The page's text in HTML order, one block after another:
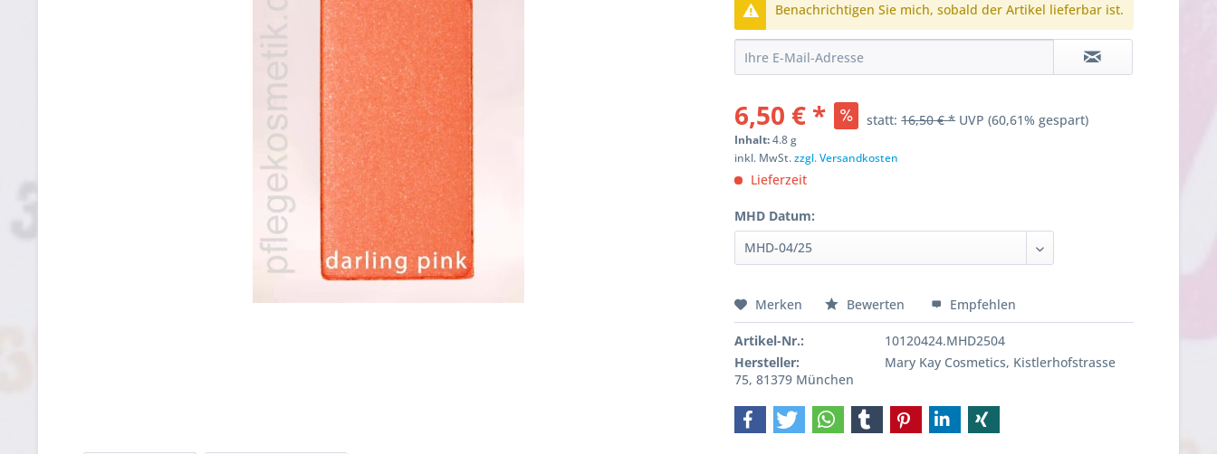
Benachrichtigen Sie mich, sobald der Artikel lieferbar ist.
6,50 € * statt:16,50 € *UVP(60,61% gespart)
Inhalt:4.8 g
inkl. MwSt.zzgl. Versandkosten
Lieferzeit
MHD Datum:
Merken Bewerten Empfehlen
Artikel-Nr.:
10120424.MHD2504
Hersteller:
Mary Kay Cosmetics, Kistlerhofstrasse
75, 81379 München